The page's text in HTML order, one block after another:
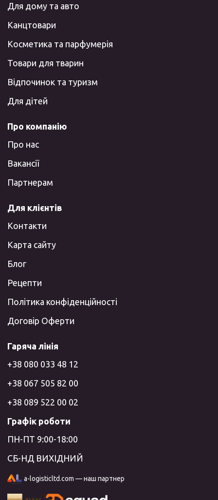
Для дому та авто
Канцтовари
Косметика та парфумерія
Товари для тварин
Відпочинок та туризм
Для дітей
Про компанію
Про нас
Вакансії
Партнерам
Для клієнтів
Контакти
Карта сайту
Блог
Рецепти
Політика конфіденційності
Договір Оферти
Гаряча лінія
+38 080 033 48 12
+38 067 505 82 00
+38 089 522 00 02
Графік роботи
ПН-ПТ 9:00-18:00
СБ-НД ВИХІДНИЙ
a-logisticltd.com — наш партнер